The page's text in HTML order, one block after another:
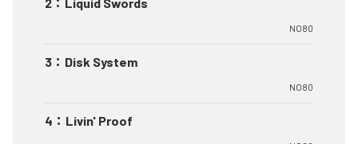
NO80
3 ： Disk System
NO80
4 ： Livin' Proof